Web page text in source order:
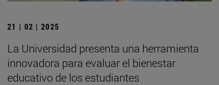
21 | 02 | 2025
La Universidad presenta una herramienta
innovadora para evaluar el bienestar
educativo de los estudiantes